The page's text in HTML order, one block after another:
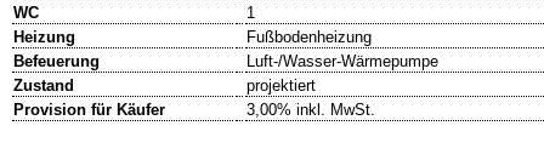
WC
1
Heizung
Fußbodenheizung
Befeuerung
Luft-/Wasser-Wärmepumpe
Zustand
projektiert
Provision für Käufer
3,00% inkl. MwSt.